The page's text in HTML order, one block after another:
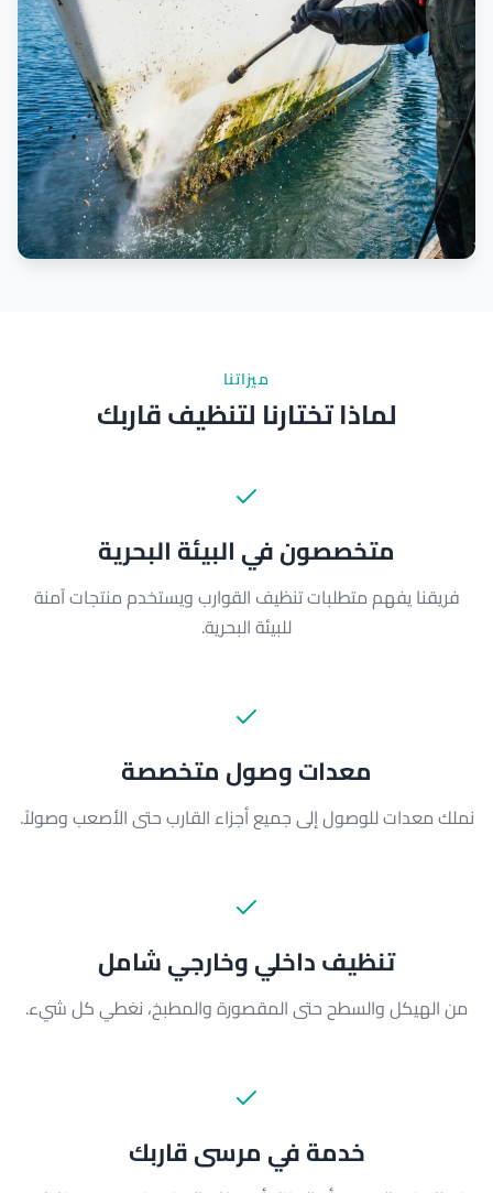
ميزاتنا
لماذا تختارنا لتنظيف قاربك
متخصصون في البيئة البحرية
فريقنا يفهم متطلبات تنظيف القوارب ويستخدم منتجات آمنة
للبيئة البحرية.
معدات وصول متخصصة
نملك معدات للوصول إلى جميع أجزاء القارب حتى الأصعب وصولاً.
تنظيف داخلي وخارجي شامل
من الهيكل والسطح حتى المقصورة والمطبخ، نغطي كل شيء.
خدمة في مرسى قاربك